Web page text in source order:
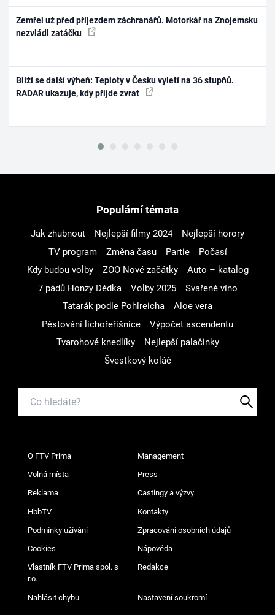
Zemřel už před příjezdem záchranářů. Motorkář na Znojemsku
nezvládl zatáčku
Blíží se další výheň: Teploty v Česku vyletí na 36 stupňů.
RADAR ukazuje, kdy přijde zvrat
Populární témata
Jak zhubnout Nejlepší filmy 2024
Nejlepší horory
TV program
Změna času Partie
Počasí
Kdy budou volby
ZOO Nové začátky
Auto – katalog
7 pádů Honzy Dědka
Volby 2025
Svařené víno
Tatarák podle Pohlreicha
Aloe vera
Pěstování lichořeřišnice
Výpočet ascendentu
Tvarohové knedlíky
Nejlepší palačinky
Švestkový koláč
O FTV Prima Management
Volná místa Press
Reklama Castingy a výzvy
HbbTV Kontakty
Podmínky užívání Zpracování osobních údajů
Cookies Nápověda
Vlastník FTV Prima spol. s
r.o.
Redakce
Nahlásit chybu Nastavení soukromí